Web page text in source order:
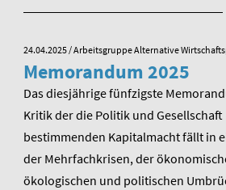
24.04.2025/ Arbeitsgruppe Alternative
Memorandum 2025
Das diesjährige fünfzigste
Kritik der die Politik und Gesellschaft
bestimmenden Kapitalmacht fällt in
der Mehrfachkrisen, der
ökologischen und politischen